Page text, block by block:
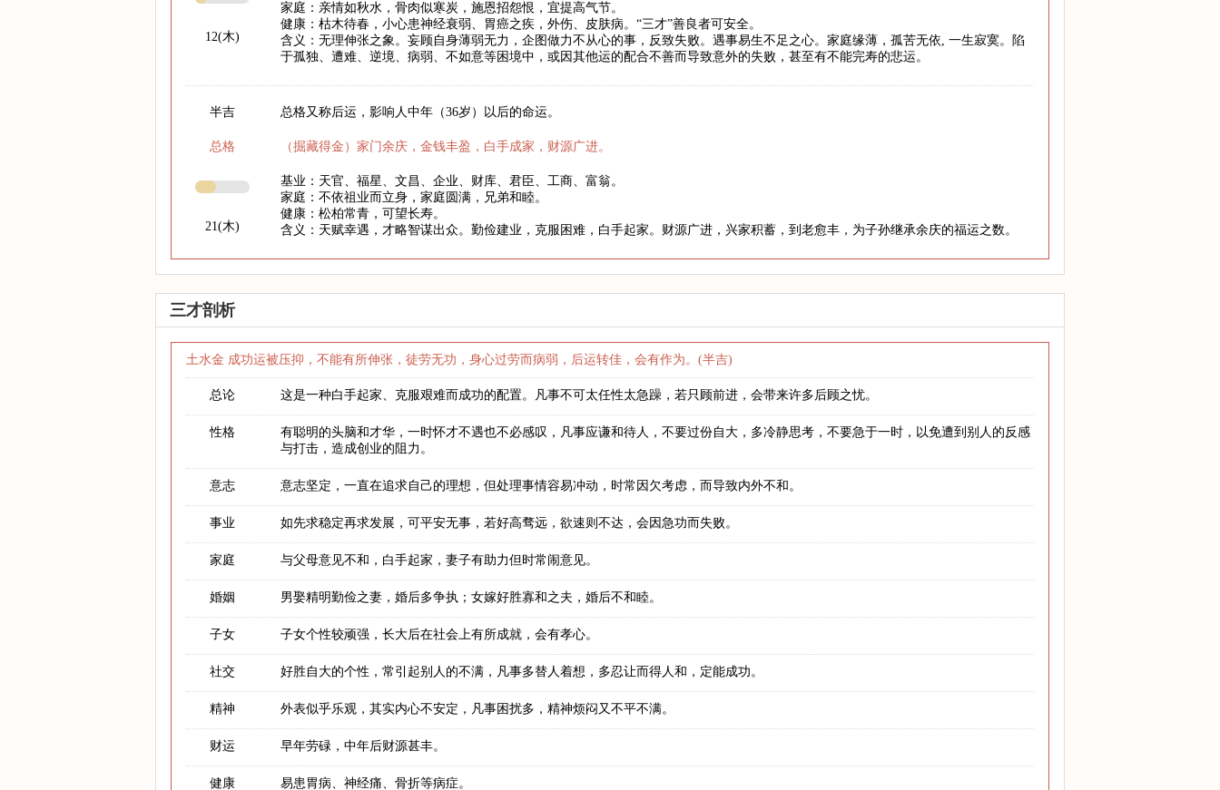
12(木)
家庭：亲情如秋水，骨肉似寒炭，施恩招怨恨，宜提高气节。
健康：枯木待春，小心患神经衰弱、胃癌之疾，外伤、皮肤病。“三才”善良者可安全。
含义：无理伸张之象。妄顾自身薄弱无力，企图做力不从心的事，反致失败。遇事易生不足之心。家庭缘薄，孤苦无依, 一生寂寞。陷
于孤独、遭难、逆境、病弱、不如意等困境中，或因其他运的配合不善而导致意外的失败，甚至有不能完寿的悲运。
半吉
总格
21(木)
总格又称后运，影响人中年（36岁）以后的命运。
（掘藏得金）家门余庆，金钱丰盈，白手成家，财源广进。
基业：天官、福星、文昌、企业、财库、君臣、工商、富翁。
家庭：不依祖业而立身，家庭圆满，兄弟和睦。
健康：松柏常青，可望长寿。
含义：天赋幸遇，才略智谋出众。勤俭建业，克服困难，白手起家。财源广进，兴家积蓄，到老愈丰，为子孙继承余庆的福运之数。
三才剖析
土水金 成功运被压抑，不能有所伸张，徒劳无功，身心过劳而病弱，后运转佳，会有作为。(半吉)
总论 这是一种白手起家、克服艰难而成功的配置。凡事不可太任性太急躁，若只顾前进，会带来许多后顾之忧。
性格
有聪明的头脑和才华，一时怀才不遇也不必感叹，凡事应谦和待人，不要过份自大，多冷静思考，不要急于一时，以免遭到别人的反感
与打击，造成创业的阻力。
意志 意志坚定，一直在追求自己的理想，但处理事情容易冲动，时常因欠考虑，而导致内外不和。
事业 如先求稳定再求发展，可平安无事，若好高骛远，欲速则不达，会因急功而失败。
家庭 与父母意见不和，白手起家，妻子有助力但时常闹意见。
婚姻 男娶精明勤俭之妻，婚后多争执；女嫁好胜寡和之夫，婚后不和睦。
子女 子女个性较顽强，长大后在社会上有所成就，会有孝心。
社交 好胜自大的个性，常引起别人的不满，凡事多替人着想，多忍让而得人和，定能成功。
精神 外表似乎乐观，其实内心不安定，凡事困扰多，精神烦闷又不平不满。
财运 早年劳碌，中年后财源甚丰。
健康 易患胃病、神经痛、骨折等病症。